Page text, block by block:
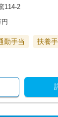
114-2
勤手当 扶養